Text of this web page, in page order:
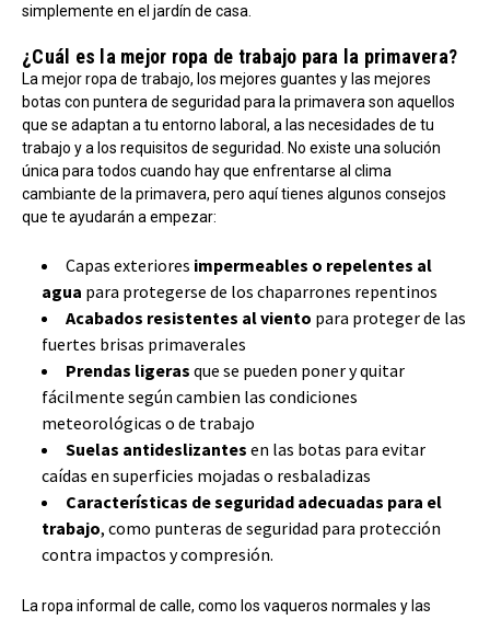
simplemente en el jardín de casa.
¿Cuál es la mejor ropa de trabajo para la primavera?
La mejor ropa de trabajo, los mejores guantes y las mejores
botas con puntera de seguridad para la primavera son aquellos
que se adaptan a tu entorno laboral, a las necesidades de tu
trabajo y a los requisitos de seguridad. No existe una solución
única para todos cuando hay que enfrentarse al clima
cambiante de la primavera, pero aquí tienes algunos consejos
que te ayudarán a empezar:
Capas exteriores impermeables o repelentes al
agua para protegerse de los chaparrones repentinos
Acabados resistentes al viento para proteger de las
fuertes brisas primaverales
Prendas ligeras que se pueden poner y quitar
fácilmente según cambien las condiciones
meteorológicas o de trabajo
Suelas antideslizantes en las botas para evitar
caídas en superficies mojadas o resbaladizas
Características de seguridad adecuadas para el
trabajo, como punteras de seguridad para protección
contra impactos y compresión.
La ropa informal de calle, como los vaqueros normales y las